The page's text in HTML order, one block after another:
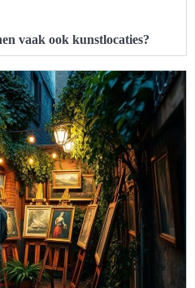
vaak ook kunstlocaties?